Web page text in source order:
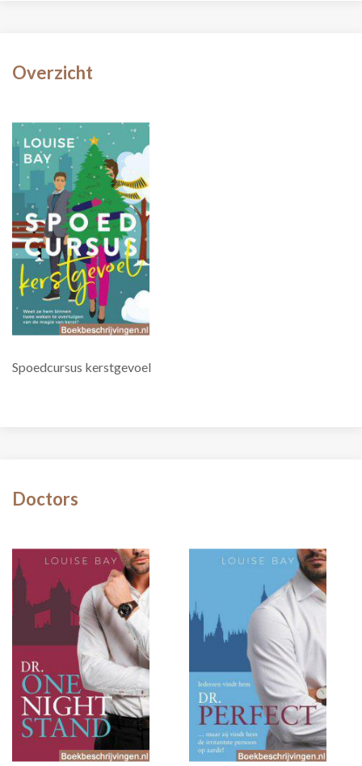
Overzicht
Spoedcursus kerstgevoel
Doctors